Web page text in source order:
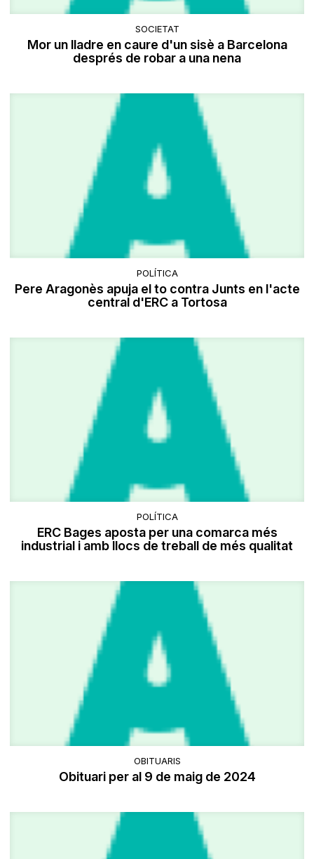
SOCIETAT
Mor un lladre en caure d'un sisè a Barcelona
després de robar a una nena
POLÍTICA
Pere Aragonès apuja el to contra Junts en l'acte
central d'ERC a Tortosa
POLÍTICA
ERC Bages aposta per una comarca més
industrial i amb llocs de treball de més qualitat
OBITUARIS
Obituari per al 9 de maig de 2024